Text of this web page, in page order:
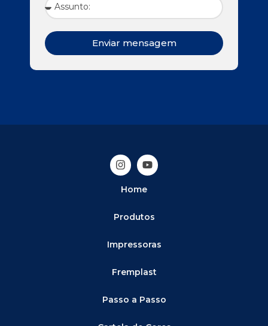
Enviar mensagem
Home
Produtos
Impressoras
Fremplast
Passo a Passo